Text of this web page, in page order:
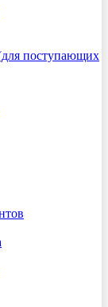
поступающих